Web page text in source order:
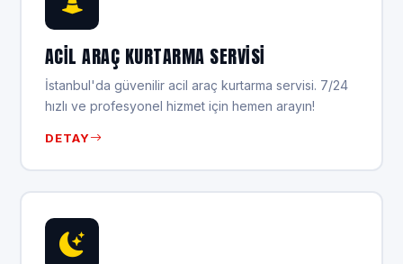
ACIL ARAÇ KURTARMA SERVISI
İstanbul'da güvenilir acil araç kurtarma servisi. 7/24
hızlı ve profesyonel hizmet için hemen arayın!
DETAY